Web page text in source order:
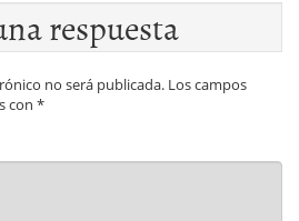
respuesta
no será publicada. Los campos
con *